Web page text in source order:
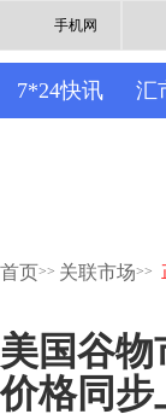
手机网
7*24快讯 汇
首页>> 关联市场>>
美国谷
价格同步